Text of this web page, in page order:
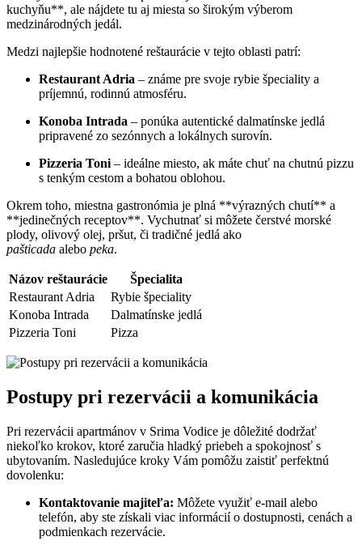
kuchyňu**, ale nájdete tu aj miesta so širokým výberom
medzinárodných jedál.
Medzi najlepšie hodnotené reštaurácie v tejto oblasti patrí:
Restaurant Adria – známe pre svoje rybie špeciality a
príjemnú, rodinnú atmosféru.
Konoba Intrada – ponúka autentické dalmatínske jedlá
pripravené zo sezónnych a lokálnych surovín.
Pizzeria Toni – ideálne miesto, ak máte chuť na chutnú pizzu
s tenkým cestom a bohatou oblohou.
Okrem toho, miestna gastronómia je plná **výrazných chutí** a
**jedinečných receptov**. Vychutnať si môžete čerstvé morské
plody, olivový olej, pršut, či tradičné jedlá ako
pašticada alebo peka.
Názov reštaurácie
Špecialita
Restaurant Adria
Rybie špeciality
Konoba Intrada
Dalmatínske jedlá
Pizzeria Toni
Pizza
Postupy pri rezervácii a komunikácia
Pri rezervácii apartmánov v Srima Vodice je dôležité dodržať
niekoľko krokov, ktoré zaručia hladký priebeh a spokojnosť s
ubytovaním. Nasledujúce kroky Vám pomôžu zaistiť perfektnú
dovolenku:
Kontaktovanie majiteľa: Môžete využiť e-mail alebo
telefón, aby ste získali viac informácií o dostupnosti, cenách a
podmienkach rezervácie.